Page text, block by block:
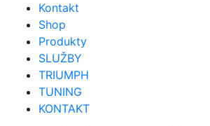
Kontakt
Shop
Produkty
SLUŽBY
TRIUMPH
TUNING
KONTAKT